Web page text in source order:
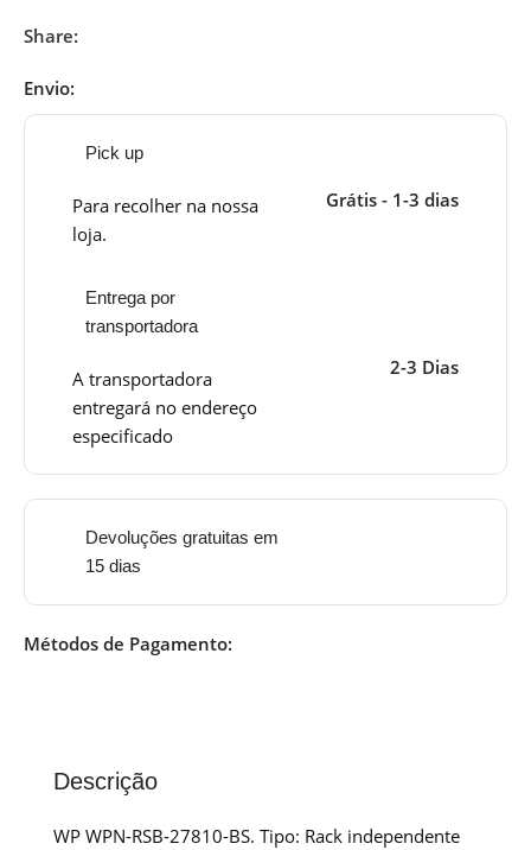
Share:
Envio:
Pick up
Para recolher na nossa
loja.
Grátis - 1-3 dias
Entrega por
transportadora
A transportadora
entregará no endereço
especificado
2-3 Dias
Devoluções gratuitas em
15 dias
Métodos de Pagamento:
Descrição
WP WPN-RSB-27810-BS. Tipo: Rack independente